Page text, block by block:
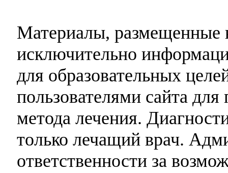
Материалы, размещенные
исключительно
для образовательных
пользователями сайта
метода лечения.
только лечащий врач.
ответственности за